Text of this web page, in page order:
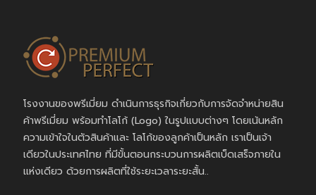
โรงงานของพรีเมี่ยม ดำเนินการธุรกิจเกี่ยวกับการจัดจำหน่ายสิน
ค้าพรีเมี่ยม พร้อมทำโลโก้ (Logo) ในรูปแบบต่างๆ โดยเน้นหลัก
ความเข้าใจในตัวสินค้าและ โลโก้ของลูกค้าเป็นหลัก เราเป็นเจ้า
เดียวในประเทศไทย ที่มีขั้นตอนกระบวนการผลิตเบ็ดเสร็จภายใน
แห่งเดียว ด้วยการผลิตที่ใช้ระยะเวลาระยะสั้น..